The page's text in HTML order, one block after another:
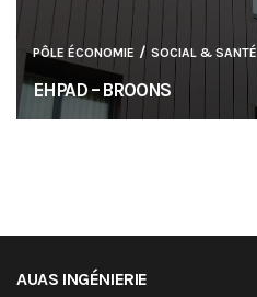
PÔLE ÉCONOMIE / SOCIAL & SANTÉ
EHPAD – BROONS
AUAS INGÉNIERIE